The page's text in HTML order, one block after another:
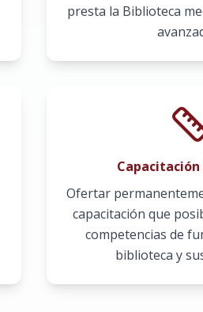
presta la Biblioteca
Ofertar
capacitación que
competencias de
biblioteca y